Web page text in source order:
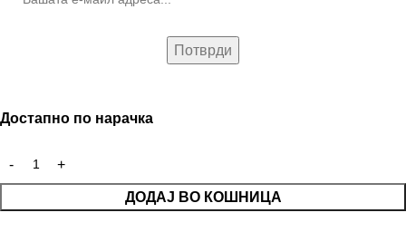
Достапно по нарачка
ДОДАЈ ВО КОШНИЦА